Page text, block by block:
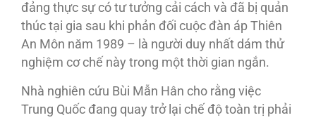
đảng thực sự có tư tưởng cải cách và đã bị quản
thúc tại gia sau khi phản đối cuộc đàn áp Thiên
An Môn năm 1989 – là người duy nhất dám thử
nghiệm cơ chế này trong một thời gian ngắn.
Nhà nghiên cứu Bùi Mẫn Hân cho rằng việc
Trung Quốc đang quay trở lại chế độ toàn trị phải